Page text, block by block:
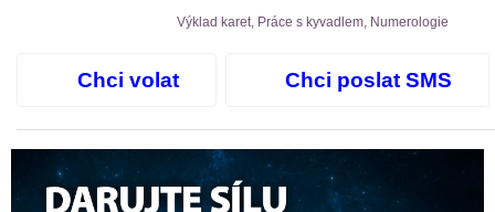
Výklad karet, Práce s kyvadlem, Numerologie
Chci volat Chci poslat SMS